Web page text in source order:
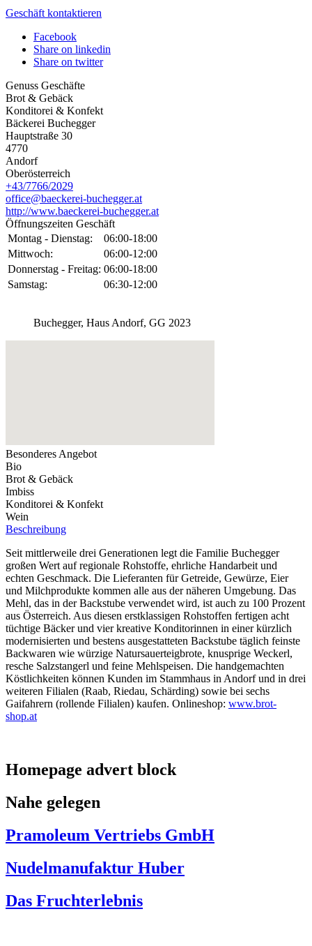
Geschäft kontaktieren
Facebook
Share on linkedin
Share on twitter
Genuss Geschäfte
Brot & Gebäck
Konditorei & Konfekt
Bäckerei Buchegger
Hauptstraße 30
4770
Andorf
Oberösterreich
+43/7766/2029
office@baeckerei-buchegger.at
http://www.baeckerei-buchegger.at
Öffnungszeiten Geschäft
Montag - Dienstag:
06:00-18:00
Mittwoch:
06:00-12:00
Donnerstag - Freitag: 06:00-18:00
Samstag:
06:30-12:00
Buchegger, Haus Andorf, GG 2023
Besonderes Angebot
Bio
Brot & Gebäck
Imbiss
Konditorei & Konfekt
Wein
Beschreibung
Seit mittlerweile drei Generationen legt die Familie Buchegger
großen Wert auf regionale Rohstoffe, ehrliche Handarbeit und
echten Geschmack. Die Lieferanten für Getreide, Gewürze, Eier
und Milchprodukte kommen alle aus der näheren Umgebung. Das
Mehl, das in der Backstube verwendet wird, ist auch zu 100 Prozent
aus Österreich. Aus diesen erstklassigen Rohstoffen fertigen acht
tüchtige Bäcker und vier kreative Konditorinnen in einer kürzlich
modernisierten und bestens ausgestatteten Backstube täglich feinste
Backwaren wie würzige Natursauerteigbrote, knusprige Weckerl,
resche Salzstangerl und feine Mehlspeisen. Die handgemachten
Köstlichkeiten können Kunden im Stammhaus in Andorf und in drei
weiteren Filialen (Raab, Riedau, Schärding) sowie bei sechs
Gaifahrern (rollende Filialen) kaufen. Onlineshop: www.brot-
shop.at
Homepage advert block
Nahe gelegen
Pramoleum Vertriebs GmbH
Nudelmanufaktur Huber
Das Fruchterlebnis